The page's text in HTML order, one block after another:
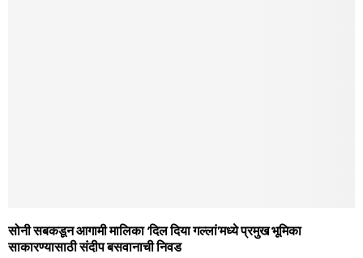
सोनी सबकडून आगामी मालिका ‘दिल दिया गल्‍लां’मध्‍ये प्रमुख भूमिका
साकारण्‍यासाठी संदीप बसवानाची निवड